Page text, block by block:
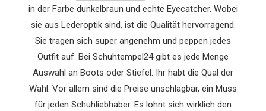
in der Farbe dunkelbraun und echte Eyecatcher. Wobei
sie aus Lederoptik sind, ist die Qualität hervorragend.
Sie tragen sich super angenehm und peppen jedes
Outfit auf. Bei Schuhtempel24 gibt es jede Menge
Auswahl an Boots oder Stiefel. Ihr habt die Qual der
Wahl. Vor allem sind die Preise unschlagbar, ein Muss
für jeden Schuhliebhaber. Es lohnt sich wirklich den